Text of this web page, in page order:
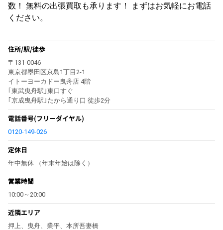
数！ 無料の出張買取も承ります！ まずはお気軽にお電話
ください。
住所/駅/徒歩
〒131-0046
東京都墨田区京島1丁目2-1
イトーヨーカドー曳舟店 4階
｢東武曳舟駅｣東口すぐ
｢京成曳舟駅｣たから通り口 徒歩2分
電話番号(フリーダイヤル)
0120-149-026
定休日
年中無休 （年末年始は除く）
営業時間
10:00～20:00
近隣エリア
押上、曳舟、業平、本所吾妻橋